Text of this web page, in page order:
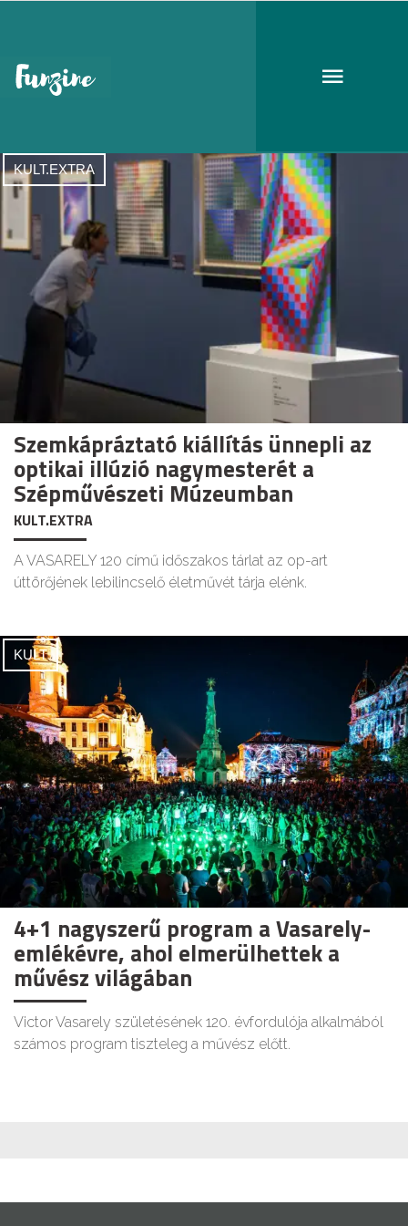
Victor Vasarely
KULT.EXTRA
Szemkápráztató kiállítás ünnepli az
optikai illúzió nagymesterét a
Szépművészeti Múzeumban
KULT.EXTRA
A VASARELY 120 című időszakos tárlat az op-art
úttörőjének lebilincselő életművét tárja elénk.
KULT
4+1 nagyszerű program a Vasarely-
emlékévre, ahol elmerülhettek a
művész világában
Victor Vasarely születésének 120. évfordulója alkalmából
számos program tiszteleg a művész előtt.